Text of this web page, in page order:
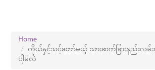
Home
ကိုယ်နှင့်သင့်တော်မယ့် သားဆက်ခြားနည်းလ
ပါ့မလဲ